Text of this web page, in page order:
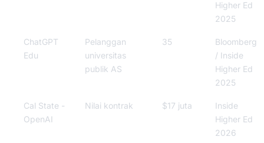
Higher Ed
2025
ChatGPT
Edu
Pelanggan
universitas
publik AS
35
Bloomberg
/ Inside
Higher Ed
2025
Cal State -
OpenAI
Nilai kontrak $17 juta
Inside
Higher Ed
2026